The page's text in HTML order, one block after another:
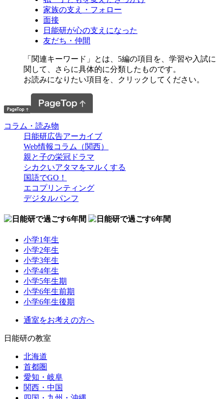
家族の支え・フォロー
面接
日能研が心の支えになった
友だち・仲間
「関連キーワード」とは、5編の項目を、学習や入試に
関して、さらに具体的に分類したものです。
お読みになりたい項目を、クリックしてください。
コラム・読み物
日能研広告アーカイブ
Web情報コラム（関西）
親と子の栄冠ドラマ
シカクいアタマをマルくする
国語でGO！
エコプリンティング
デジタルパンフ
小学1年生
小学2年生
小学3年生
小学4年生
小学5年生期
小学6年生前期
小学6年生後期
通室をお考えの方へ
日能研の教室
北海道
首都圏
愛知・岐阜
関西・中国